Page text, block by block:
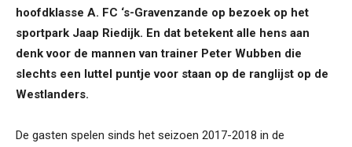
hoofdklasse A. FC ‘s-Gravenzande op bezoek op het
sportpark Jaap Riedijk. En dat betekent alle hens aan
denk voor de mannen van trainer Peter Wubben die
slechts een luttel puntje voor staan op de ranglijst op de
Westlanders.
De gasten spelen sinds het seizoen 2017-2018 in de